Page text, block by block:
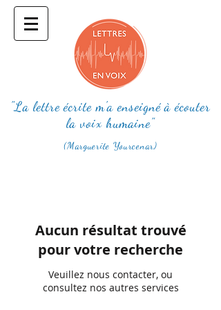
"La lettre écrite m'a enseigné à écouter
la voix humaine"
(Marguerite Yourcenar)
Aucun résultat trouvé
pour votre recherche
Veuillez nous contacter, ou
consultez nos autres services